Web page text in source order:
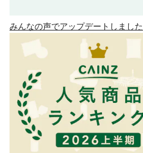
みんなの声でアップデートしました